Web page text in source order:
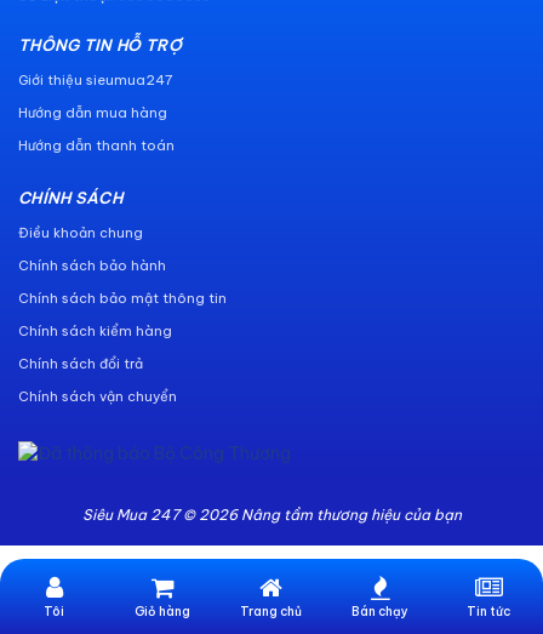
THÔNG TIN HỖ TRỢ
Giới thiệu sieumua247
Hướng dẫn mua hàng
Hướng dẫn thanh toán
CHÍNH SÁCH
Điều khoản chung
Chính sách bảo hành
Chính sách bảo mật thông tin
Chính sách kiểm hàng
Chính sách đổi trả
Chính sách vận chuyển
Siêu Mua 247 © 2026 Nâng tầm thương hiệu của bạn
Tôi Giỏ hàng Trang chủ Bán chạy Tin tức